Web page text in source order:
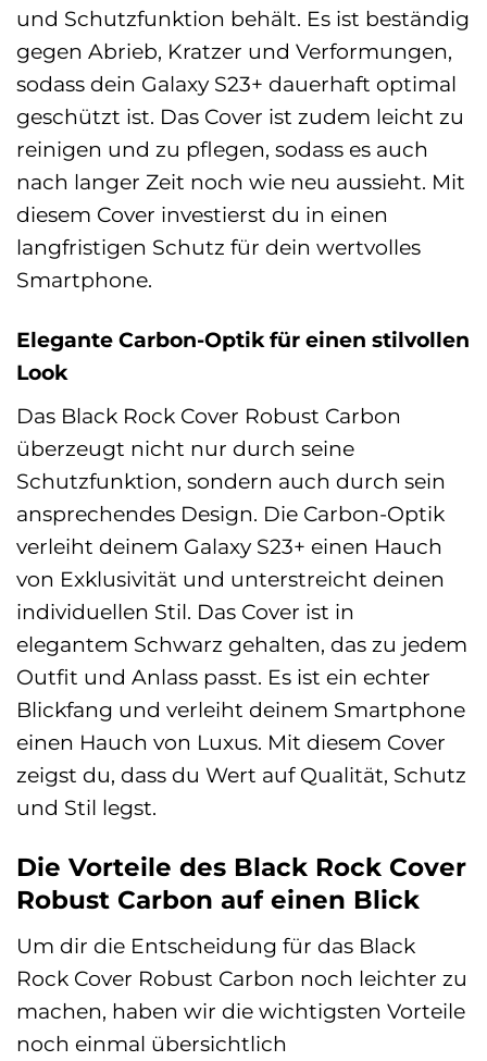
und Schutzfunktion behält. Es ist beständig
gegen Abrieb, Kratzer und Verformungen,
sodass dein Galaxy S23+ dauerhaft optimal
geschützt ist. Das Cover ist zudem leicht zu
reinigen und zu pflegen, sodass es auch
nach langer Zeit noch wie neu aussieht. Mit
diesem Cover investierst du in einen
langfristigen Schutz für dein wertvolles
Smartphone.
Elegante Carbon-Optik für einen stilvollen
Look
Das Black Rock Cover Robust Carbon
überzeugt nicht nur durch seine
Schutzfunktion, sondern auch durch sein
ansprechendes Design. Die Carbon-Optik
verleiht deinem Galaxy S23+ einen Hauch
von Exklusivität und unterstreicht deinen
individuellen Stil. Das Cover ist in
elegantem Schwarz gehalten, das zu jedem
Outfit und Anlass passt. Es ist ein echter
Blickfang und verleiht deinem Smartphone
einen Hauch von Luxus. Mit diesem Cover
zeigst du, dass du Wert auf Qualität, Schutz
und Stil legst.
Die Vorteile des Black Rock Cover
Robust Carbon auf einen Blick
Um dir die Entscheidung für das Black
Rock Cover Robust Carbon noch leichter zu
machen, haben wir die wichtigsten Vorteile
noch einmal übersichtlich